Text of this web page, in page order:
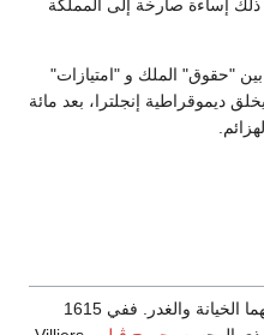
ذلك إساءة صارخة إلى المملكة
"حقوق" الملك و "امتيازات"
ديموقراطية إنجلترا، بعد مائة
إن الحب والدبلوماسية رفيقان شيمتهما الخيانة والغدر. ففي 1615